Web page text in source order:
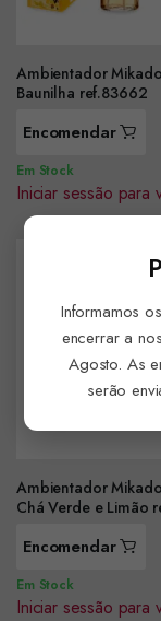
Ambientador
Baunilha ref.83662
Encomendar
Em Stock
Iniciar sessão para
Ambientador
Chá Verde e Limão
Encomendar
Em Stock
Iniciar sessão para
Informamos
encerrar a
Agosto. As
serão